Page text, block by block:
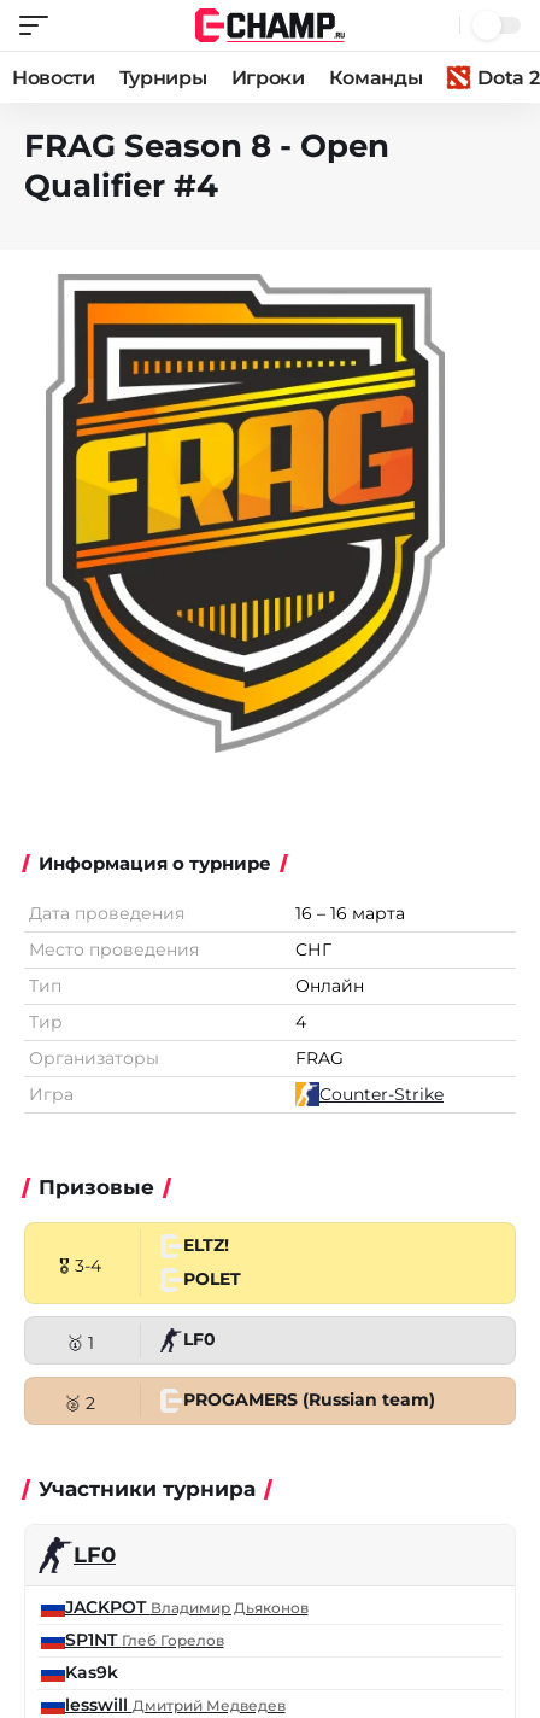
Новости Турниры Игроки Команды Dota 2
FRAG Season 8 - Open
Qualifier #4
Информация о турнире
Дата проведения
16 – 16 марта
Место проведения
СНГ
Тип
Онлайн
Тир
4
Организаторы
FRAG
Игра
Counter-Strike
Призовые
🎖 3-4
ELTZ!
POLET
🥇 1 LF0
🥈 2 PROGAMERS (Russian team)
Участники турнира
LF0
JACKPOT Владимир Дьяконов
SP1NT Глеб Горелов
Kas9k
lesswill Дмитрий Медведев